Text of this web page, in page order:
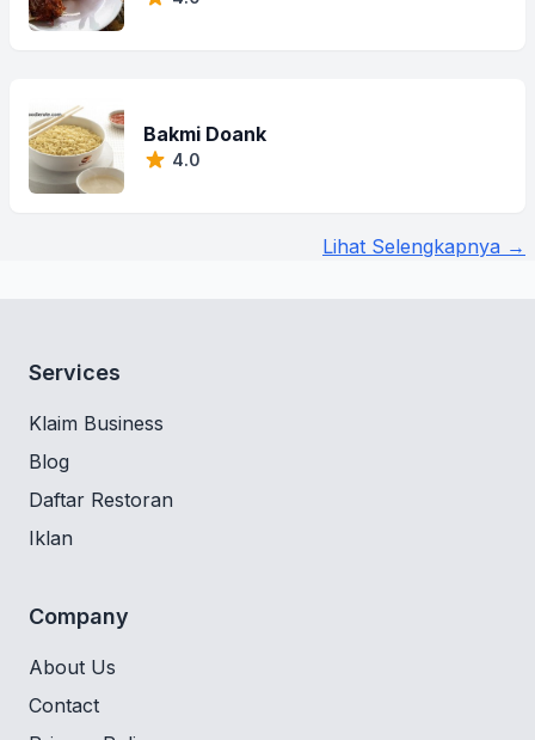
Bakmi Doank
4.0
Lihat Selengkapnya →
Services
Klaim Business
Blog
Daftar Restoran
Iklan
Company
About Us
Contact